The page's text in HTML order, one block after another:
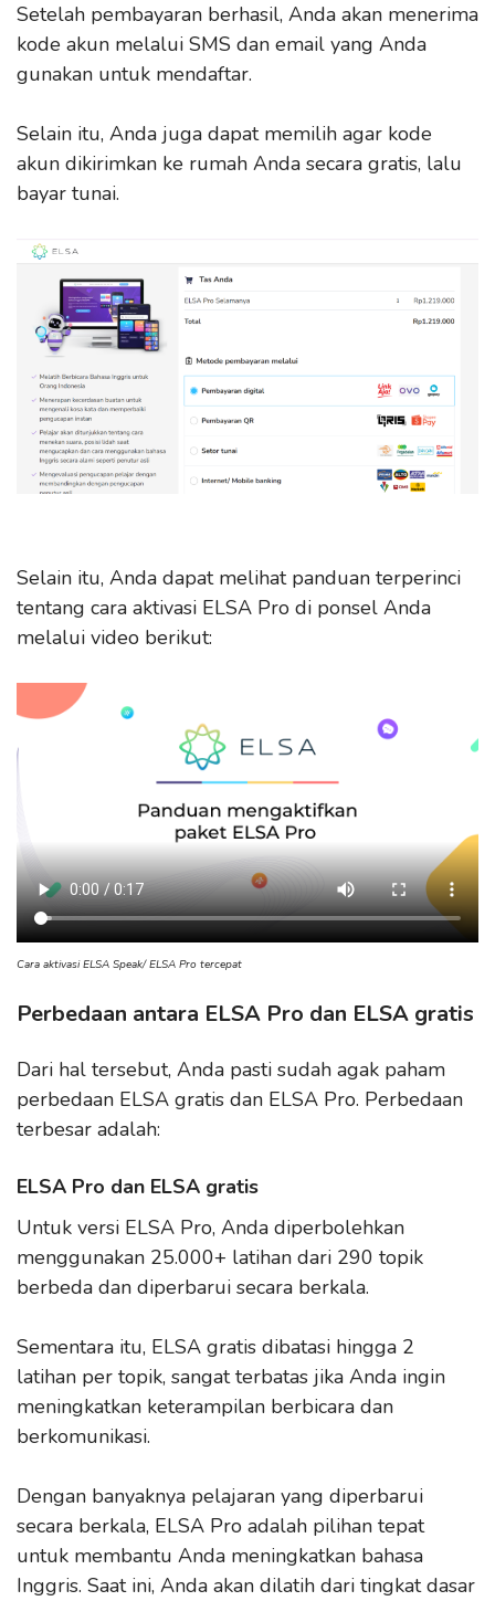
Setelah pembayaran berhasil, Anda akan menerima
kode akun melalui SMS dan email yang Anda
gunakan untuk mendaftar.
Selain itu, Anda juga dapat memilih agar kode
akun dikirimkan ke rumah Anda secara gratis, lalu
bayar tunai.
Selain itu, Anda dapat melihat panduan terperinci
tentang cara aktivasi ELSA Pro di ponsel Anda
melalui video berikut:
Cara aktivasi ELSA Speak/ ELSA Pro tercepat
Perbedaan antara ELSA Pro dan ELSA gratis
Dari hal tersebut, Anda pasti sudah agak paham
perbedaan ELSA gratis dan ELSA Pro. Perbedaan
terbesar adalah:
ELSA Pro dan ELSA gratis
Untuk versi ELSA Pro, Anda diperbolehkan
menggunakan 25.000+ latihan dari 290 topik
berbeda dan diperbarui secara berkala.
Sementara itu, ELSA gratis dibatasi hingga 2
latihan per topik, sangat terbatas jika Anda ingin
meningkatkan keterampilan berbicara dan
berkomunikasi.
Dengan banyaknya pelajaran yang diperbarui
secara berkala, ELSA Pro adalah pilihan tepat
untuk membantu Anda meningkatkan bahasa
Inggris. Saat ini, Anda akan dilatih dari tingkat dasar